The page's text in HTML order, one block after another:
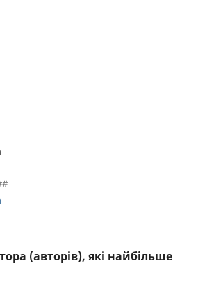
(авторів), які найбільше